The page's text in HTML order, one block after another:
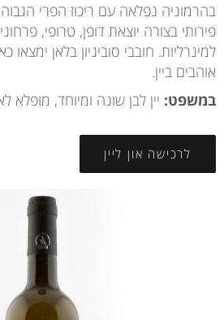
בהרמוניה נפלאה עם ריכוז הפרי
פירותי בצורה יוצאת דופן, טרופי,
למינרליות. חובבי סוביניון בלאן
אוהבים ביין.
במשפט: יין לבן שונה ומיוחד, מופלא
לרכישה און ליין